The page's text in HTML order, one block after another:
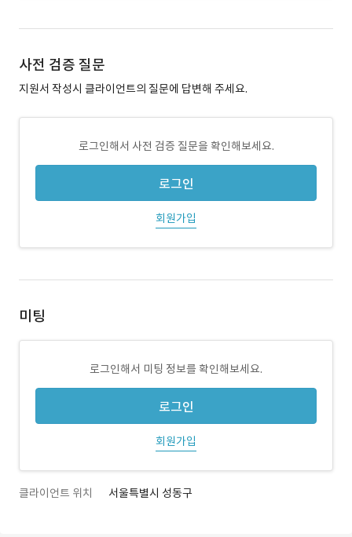
사전 검증 질문
지원서 작성시 클라이언트의 질문에 답변해 주세요.
로그인해서 사전 검증 질문을 확인해보세요.
로그인
회원가입
미팅
로그인해서 미팅 정보를 확인해보세요.
로그인
회원가입
클라이언트 위치 서울특별시 성동구